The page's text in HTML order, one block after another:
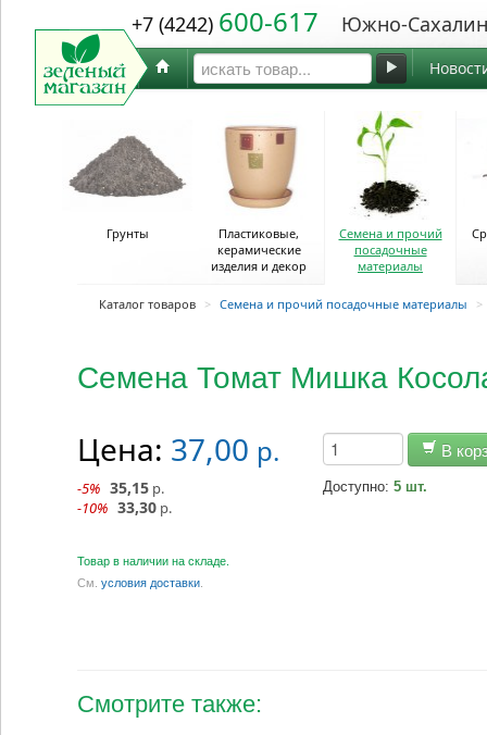
+7 (4242) 600-617 Южно-
Грунты
Пластиковые,
керамические
изделия и декор
Семена и прочий
посадочные
материалы
Каталог товаров > Семена и прочий посадочные материалы >
Семена Томат Мишка
Цена: 37,00 р.
-5% 35,15 р.
-10% 33,30 р.
В
Доступно: 5 шт.
Товар в наличии на складе.
См. условия доставки
Смотрите также: